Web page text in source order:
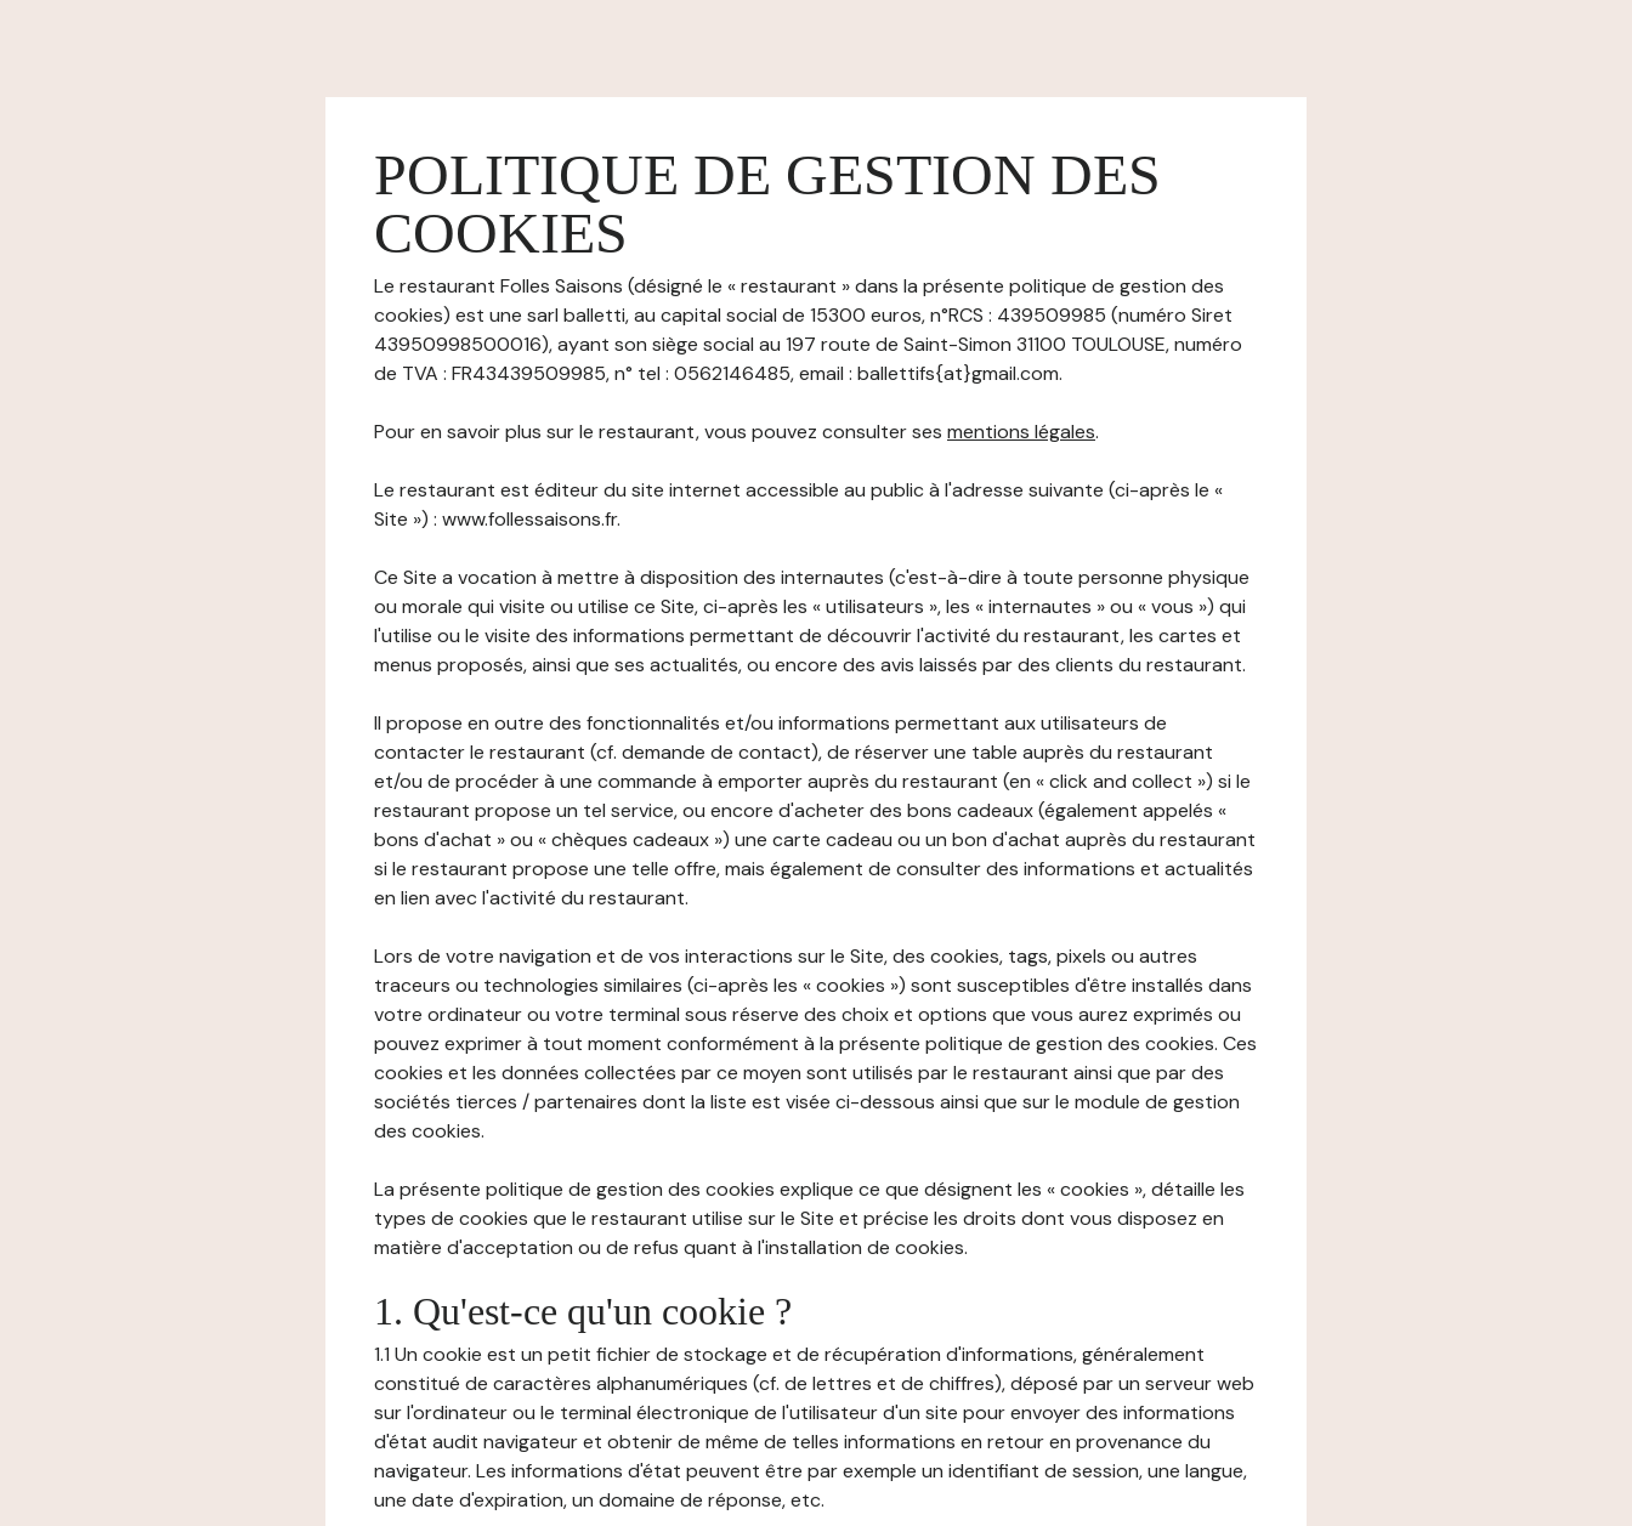
POLITIQUE DE GESTION DES
COOKIES
Le restaurant Folles Saisons (désigné le « restaurant » dans la présente politique de gestion des
cookies) est une sarl balletti, au capital social de 15300 euros, n°RCS : 439509985 (numéro Siret
43950998500016), ayant son siège social au 197 route de Saint-Simon 31100 TOULOUSE, numéro
de TVA : FR43439509985, n° tel : 0562146485, email : ballettifs{at}gmail.com.
Pour en savoir plus sur le restaurant, vous pouvez consulter ses mentions légales.
Le restaurant est éditeur du site internet accessible au public à l'adresse suivante (ci-après le «
Site ») : www.follessaisons.fr.
Ce Site a vocation à mettre à disposition des internautes (c'est-à-dire à toute personne physique
ou morale qui visite ou utilise ce Site, ci-après les « utilisateurs », les « internautes » ou « vous ») qui
l'utilise ou le visite des informations permettant de découvrir l'activité du restaurant, les cartes et
menus proposés, ainsi que ses actualités, ou encore des avis laissés par des clients du restaurant.
Il propose en outre des fonctionnalités et/ou informations permettant aux utilisateurs de
contacter le restaurant (cf. demande de contact), de réserver une table auprès du restaurant
et/ou de procéder à une commande à emporter auprès du restaurant (en « click and collect ») si le
restaurant propose un tel service, ou encore d'acheter des bons cadeaux (également appelés «
bons d'achat » ou « chèques cadeaux ») une carte cadeau ou un bon d'achat auprès du restaurant
si le restaurant propose une telle offre, mais également de consulter des informations et actualités
en lien avec l'activité du restaurant.
Lors de votre navigation et de vos interactions sur le Site, des cookies, tags, pixels ou autres
traceurs ou technologies similaires (ci-après les « cookies ») sont susceptibles d'être installés dans
votre ordinateur ou votre terminal sous réserve des choix et options que vous aurez exprimés ou
pouvez exprimer à tout moment conformément à la présente politique de gestion des cookies. Ces
cookies et les données collectées par ce moyen sont utilisés par le restaurant ainsi que par des
sociétés tierces / partenaires dont la liste est visée ci-dessous ainsi que sur le module de gestion
des cookies.
La présente politique de gestion des cookies explique ce que désignent les « cookies », détaille les
types de cookies que le restaurant utilise sur le Site et précise les droits dont vous disposez en
matière d'acceptation ou de refus quant à l'installation de cookies.
1. Qu'est-ce qu'un cookie ?
1.1 Un cookie est un petit fichier de stockage et de récupération d'informations, généralement
constitué de caractères alphanumériques (cf. de lettres et de chiffres), déposé par un serveur web
sur l'ordinateur ou le terminal électronique de l'utilisateur d'un site pour envoyer des informations
d'état audit navigateur et obtenir de même de telles informations en retour en provenance du
navigateur. Les informations d'état peuvent être par exemple un identifiant de session, une langue,
une date d'expiration, un domaine de réponse, etc.